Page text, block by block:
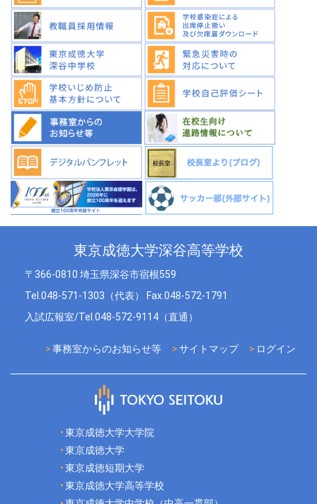
東京成徳大学深谷高等学校
〒366-0810 埼玉県深谷市宿根559
Tel.048-571-1303（代表） Fax.048-572-1791
入試広報室/Tel.048-572-9114（直通）
ログイン
サイトマップ
事務室からのお知らせ等
東京成徳大学大学院
東京成徳大学
東京成徳短期大学
東京成徳大学高等学校